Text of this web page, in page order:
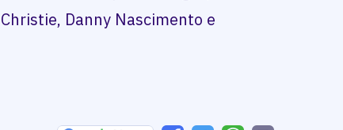
Danny Nascimento e